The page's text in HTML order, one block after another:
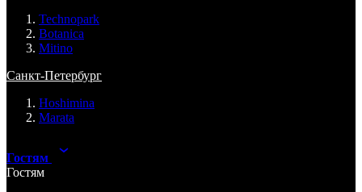
Technopark
Botanica
Mitino
Санкт-Петербург
Hoshimina
Marata
Гостям
Гостям